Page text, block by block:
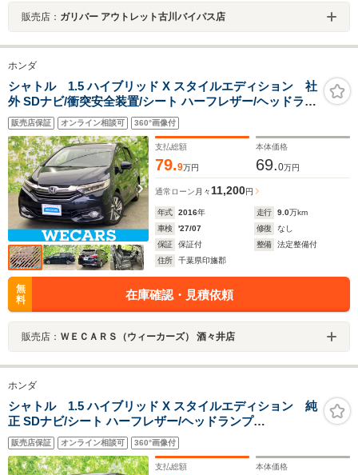
販売店： ガリバー アウトレット古川バイパス店
ホンダ
シャトル 1.5 ハイブリッド X スタイルエディション 社
外 SDナビ/衝突安全装置/シート ハーフレザー/ヘッドラン
プ HID/Bluetooth接続/ETC/EBD付ABS/横滑り防止装置/
アイドリングストップ/フルセグTV/DVD
販売店保証 オンライン相談可 360°画像付
支払総額
79.9万円
本体価格
69.0万円
通常ローン 月々11,200円
年式 2016年 走行 9.0万km
車検
'27/07 修復
なし
保証
保証付 整備
法定整備付
住所
千葉県印旛郡
無
料
在庫確認・見積依頼
販売店： ＷＥＣＡＲＳ（ウィーカーズ） 酒々井店
ホンダ
シャトル 1.5 ハイブリッド X スタイルエディション 純
正 SDナビ/シート ハーフレザー/ヘッドランプ
LED/ETC/EBD付ABS/横滑り防止装置/クルーズコントロ
ール/フルセグTV/DVD/エアバッグ 運転席/エアバッグ 助
手席
販売店保証 オンライン相談可 360°画像付
支払総額 本体価格